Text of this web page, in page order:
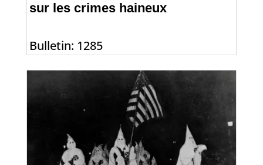
sur les crimes haineux
Bulletin: 1285